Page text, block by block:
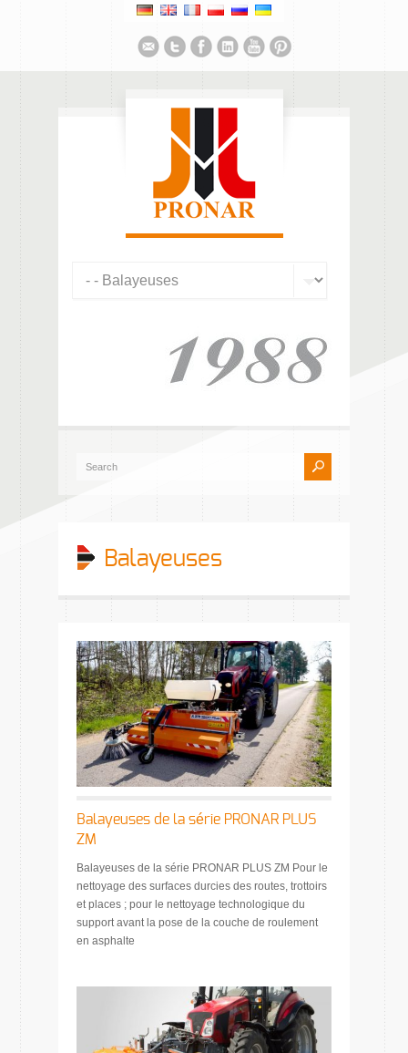
Balayeuses
Balayeuses de la série PRONAR PLUS
ZM
Balayeuses de la série PRONAR PLUS ZM Pour le
nettoyage des surfaces durcies des routes, trottoirs
et places ; pour le nettoyage technologique du
support avant la pose de la couche de roulement
en asphalte